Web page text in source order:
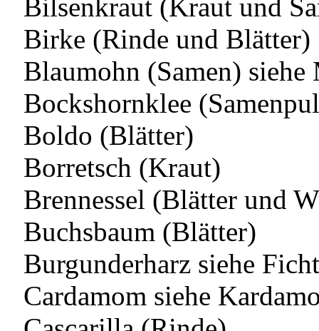
Bilsenkraut (Kraut und
Birke (Rinde und Blätter)
Blaumohn (Samen) siehe
Bockshornklee
Boldo (Blätter)
Borretsch (Kraut)
Brennessel (Blätter und
Buchsbaum (Blätter)
Burgunderharz siehe
Cardamom siehe